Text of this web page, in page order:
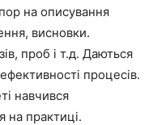
на описування
висновки.
проб і т.д. Даються
процесів.
навчився
на практиці.